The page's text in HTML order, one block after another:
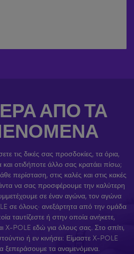
ΠΈΡΑ ΑΠΌ ΤΑ
τις δικές σας προσδοκίες, τα όρια,
οτιδήποτε άλλο σας κρατάει πίσω;
περίσταση, στις καλές και στις κακές
να σας προσφέρουμε την καλύτερη
σε έναν αγώνα, τον αγώνα
σε όλους· ανεξάρτητα από την ομάδα
ταυτίζεστε ή στην οποία ανήκετε,
X-POLE εδώ για όλους σας. Στο σπίτι,
ή εν κινήσει: Είμαστε X-POLE
ξεπεράσουμε τα αναμενόμενα.